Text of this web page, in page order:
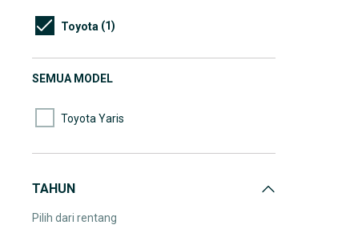
Toyota (1)
SEMUA MODEL
Toyota Yaris
TAHUN
Pilih dari rentang